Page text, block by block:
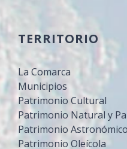
TERRITORIO
La Comarca
Municipios
Patrimonio Cultural
Patrimonio Natural y
Patrimonio Astronómico
Patrimonio Oleícola